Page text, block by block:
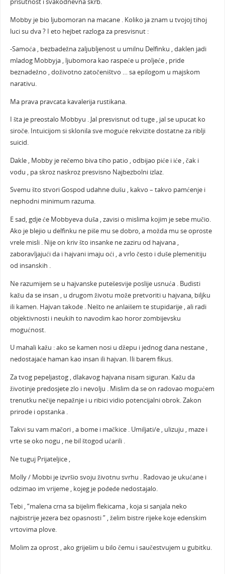
prisutnost i svakodnevna skrb.
Mobby je bio ljubomoran na macane . Koliko ja znam u tvojoj tihoj
luci su dva ? I eto hejbet razloga za presvisnut :
-Samoća , bezbadežna zaljubljenost u umilnu Delfinku , daklen jadi
mladog Mobbyja , ljubomora kao raspeće u proljeće , pride
beznadežno , doživotno zatočeništvo … sa epilogom u majskom
narativu.
Ma prava pravcata kavalerija rustikana.
I šta je preostalo Mobbyu . Jal presvisnut od tuge , jal se upucat ko
siroče. Intuicijom si sklonila sve moguće rekvizite dostatne za riblji
suicid.
Dakle , Mobby je rečemo biva tiho patio , odbijao piće i iće , čak i
vodu , pa skroz naskroz presvisno Najbezbolni izlaz.
Svemu što stvori Gospod udahne dušu , kakvo – takvo pamćenje i
nephodni minimum razuma.
E sad, gdje će Mobbyeva duša , zavisi o mislima kojim je sebe mučio.
Ako je blejio u delfinku ne piše mu se dobro, a možda mu se oproste
vrele misli . Nije on kriv što insanke ne zaziru od hajvana ,
zaboravljajući da i hajvani imaju oći , a vrlo često i duše plemenitiju
od insanskih .
Ne razumijem se u hajvanske putešesvije poslije usnuća . Budisti
kažu da se insan , u drugom životu može pretvoriti u hajvana, biljku
ili kamen. Hajvan takođe . Nešto ne anlaišem te stupidarije , ali radi
objektivnosti i neukih to navodim kao horor zombijevsku
mogućnost.
U mahali kažu : ako se kamen nosi u džepu i jednog dana nestane ,
nedostajaće haman kao insan ili hajvan. Ili barem fikus.
Za tvog pepeljastog , dlakavog hajvana nisam siguran. Kažu da
životinje predosjete zlo i nevolju . Mislim da se on radovao mogućem
trenutku nečije nepažnje i u ribici vidio potencijalni obrok. Zakon
prirode i opstanka .
Takvi su vam mačori , a bome i mačkice . Umiljati/e , ulizuju , maze i
vrte se oko nogu , ne bil štogod ućarili .
Ne tuguj Prijateljice ,
Molly / Mobbi je izvršio svoju životnu svrhu . Radovao je ukućane i
odzimao im vrijeme , kojeg je pođeđe nedostajalo.
Tebi , “malena crna sa bijelim flekicama , koja si sanjala neko
najbistrije jezera bez opasnosti ” , želim bistre rijeke koje edenskim
vrtovima plove.
Molim za oprost , ako griješim u bilo čemu i saučestvujem u gubitku.